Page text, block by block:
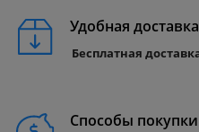
Удобная доставка
Бесплатная
Способы покупки